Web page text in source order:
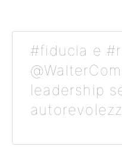
#fiducia e
leadership